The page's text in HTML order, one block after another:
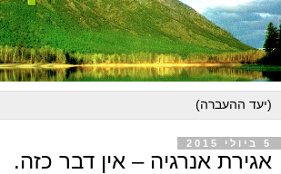
5 ביולי 2015
אגירת אנרגיה – אין דבר כזה.